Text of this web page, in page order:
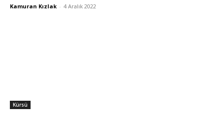
Kamuran Kızlak - 4 Aralık 2022
Kürsü